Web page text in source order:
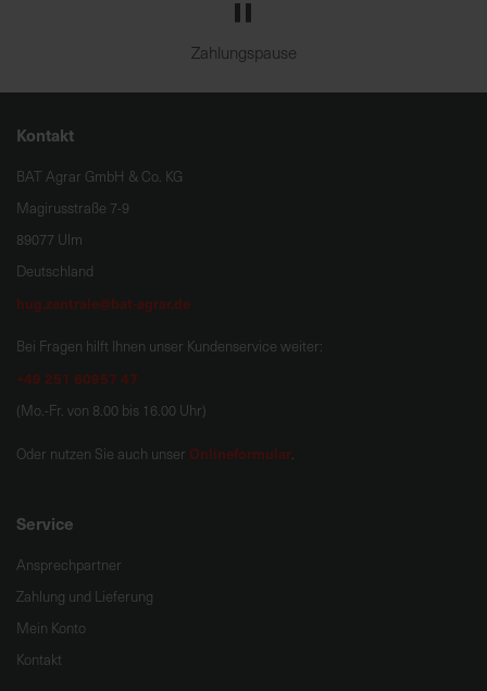
Zahlungspause
Kontakt
BAT Agrar GmbH & Co. KG
Magirusstraße 7-9
89077 Ulm
Deutschland
hug.zentrale@bat-agrar.de
Bei Fragen hilft Ihnen unser Kundenservice weiter:
+49 251 60957 47
(Mo.-Fr. von 8.00 bis 16.00 Uhr)
Oder nutzen Sie auch unser Onlineformular.
Service
Ansprechpartner
Zahlung und Lieferung
Mein Konto
Kontakt